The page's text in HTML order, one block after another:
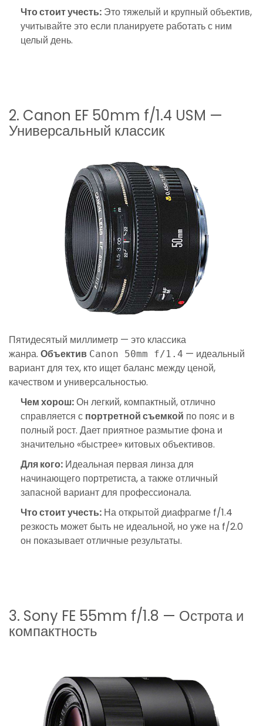
Что стоит учесть: Это тяжелый и крупный объектив,
учитывайте это если планируете работать с ним
целый день.
2. Canon EF 50mm f/1.4 USM —
Универсальный классик
Пятидесятый миллиметр — это классика
жанра. Объектив Canon 50mm f/1.4 — идеальный
вариант для тех, кто ищет баланс между ценой,
качеством и универсальностью.
Чем хорош:Он легкий, компактный, отлично
справляется с портретной съемкой по пояс и в
полный рост. Дает приятное размытие фона и
значительно «быстрее» китовых объективов.
Для кого: Идеальная первая линза для
начинающего портретиста, а также отличный
запасной вариант для профессионала.
Что стоит учесть: На открытой диафрагме f/1.4
резкость может быть не идеальной, но уже на f/2.0
он показывает отличные результаты.
3. Sony FE 55mm f/1.8 — Острота и
компактность